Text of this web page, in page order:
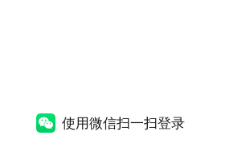
使用微信扫一扫登录